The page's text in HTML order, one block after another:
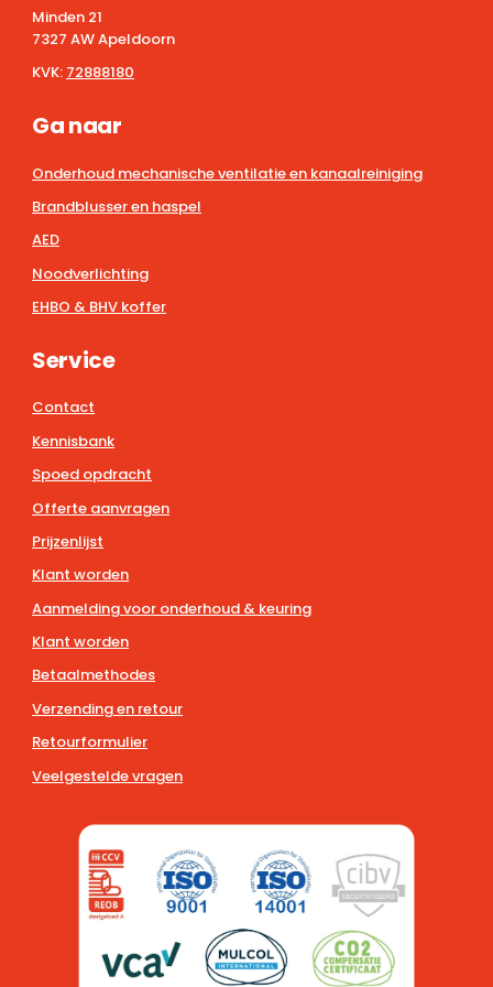
Minden 21
7327 AW Apeldoorn
KVK: 72888180
Ga naar
Onderhoud mechanische ventilatie en kanaalreiniging
Brandblusser en haspel
AED
Noodverlichting
EHBO & BHV koffer
Service
Contact
Kennisbank
Spoed opdracht
Offerte aanvragen
Prijzenlijst
Klant worden
Aanmelding voor onderhoud & keuring
Klant worden
Betaalmethodes
Verzending en retour
Retourformulier
Veelgestelde vragen